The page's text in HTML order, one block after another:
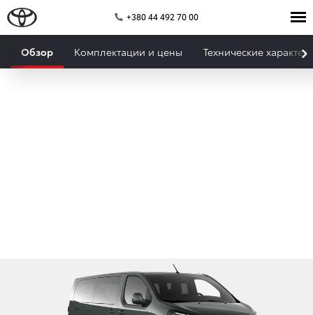
+380 44 492 70 00
Обзор Комплектации и цены Технические